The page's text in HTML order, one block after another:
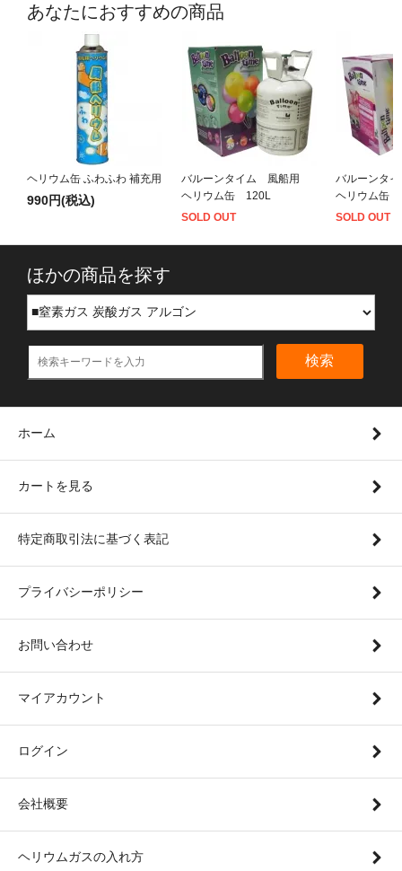
あなたにおすすめの商品
ヘリウム缶 ふわふわ 補充用
990円(税込)
バルーンタイム 風船用
ヘリウム缶 120L
SOLD OUT
バルーンタ
ヘリウム缶
SOLD OUT
ほかの商品を探す
検索
ホーム
カートを見る
特定商取引法に基づく表記
プライバシーポリシー
お問い合わせ
マイアカウント
ログイン
会社概要
ヘリウムガスの入れ方